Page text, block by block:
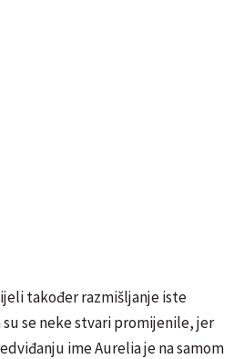
također razmišljanje iste
su se neke stvari promijenile, jer
ime Aurelia je na samom